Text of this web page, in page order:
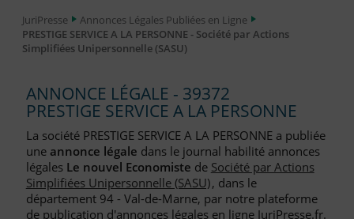
Annonces Légales Publiées
Journaux Habilités (JAL) Annonces Légales
Liste des Greffes
Liste des CCI
Le Blog pour les Entreprises
JuriPresse
Annonces Légales Publiées en Ligne
PRESTIGE SERVICE A LA PERSONNE - Société par Actions
Simplifiées Unipersonnelle (SASU)
ANNONCE LÉGALE - 39372
PRESTIGE SERVICE A LA PERSONNE
La société PRESTIGE SERVICE A LA PERSONNE a publiée
une annonce légale dans le journal habilité annonces
légales Le nouvel Economiste de Société par Actions
Simplifiées Unipersonnelle (SASU), dans le
département 94 - Val-de-Marne, par notre plateforme
de publication d'annonces légales en ligne JuriPresse.fr.